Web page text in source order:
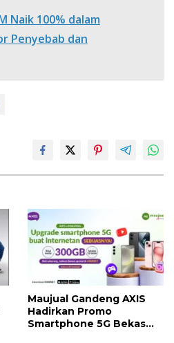
Naik 100% dalam
Penyebab dan
Maujual Gandeng AXIS
Hadirkan Promo
Smartphone 5G Bekas